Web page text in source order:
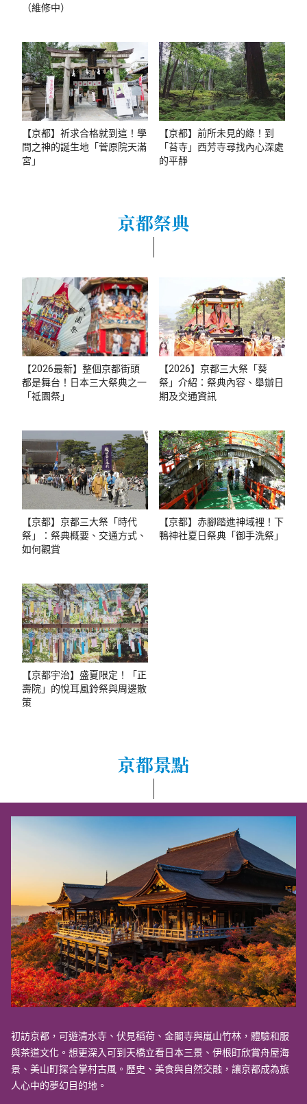
（維修中）
【京都】祈求合格就到這！學
問之神的誕生地「菅原院天滿
宮」
【京都】前所未見的綠！到
「苔寺」西芳寺尋找內心深處
的平靜
京都祭典
【2026最新】整個京都街頭
都是舞台！日本三大祭典之一
「祗園祭」
【2026】京都三大祭「葵
祭」介紹：祭典內容、舉辦日
期及交通資訊
【京都】京都三大祭「時代
祭」：祭典概要、交通方式、
如何觀賞
【京都】赤腳踏進神域裡！下
鴨神社夏日祭典「御手洗祭」
【京都宇治】盛夏限定！「正
壽院」的悅耳風鈴祭與周邊散
策
京都景點
初訪京都，可遊清水寺、伏見稻荷、金閣寺與嵐山竹林，體驗和服
與茶道文化。想更深入可到天橋立看日本三景、伊根町欣賞舟屋海
景、美山町探合掌村古風。歷史、美食與自然交融，讓京都成為旅
人心中的夢幻目的地。